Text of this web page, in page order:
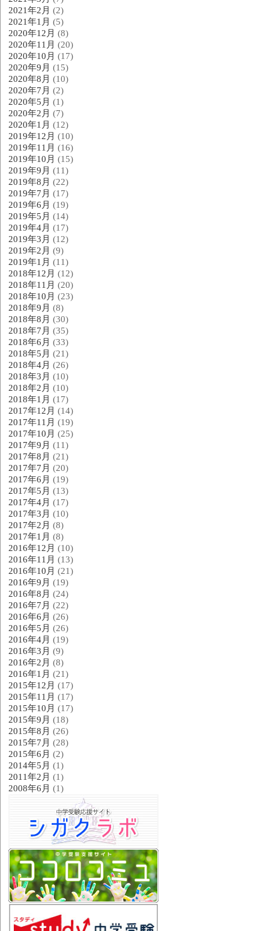
2021年2月 (2)
2021年1月 (5)
2020年12月 (8)
2020年11月 (20)
2020年10月 (17)
2020年9月 (15)
2020年8月 (10)
2020年7月 (2)
2020年5月 (1)
2020年2月 (7)
2020年1月 (12)
2019年12月 (10)
2019年11月 (16)
2019年10月 (15)
2019年9月 (11)
2019年8月 (22)
2019年7月 (17)
2019年6月 (19)
2019年5月 (14)
2019年4月 (17)
2019年3月 (12)
2019年2月 (9)
2019年1月 (11)
2018年12月 (12)
2018年11月 (20)
2018年10月 (23)
2018年9月 (8)
2018年8月 (30)
2018年7月 (35)
2018年6月 (33)
2018年5月 (21)
2018年4月 (26)
2018年3月 (10)
2018年2月 (10)
2018年1月 (17)
2017年12月 (14)
2017年11月 (19)
2017年10月 (25)
2017年9月 (11)
2017年8月 (21)
2017年7月 (20)
2017年6月 (19)
2017年5月 (13)
2017年4月 (17)
2017年3月 (10)
2017年2月 (8)
2017年1月 (8)
2016年12月 (10)
2016年11月 (13)
2016年10月 (21)
2016年9月 (19)
2016年8月 (24)
2016年7月 (22)
2016年6月 (26)
2016年5月 (26)
2016年4月 (19)
2016年3月 (9)
2016年2月 (8)
2016年1月 (21)
2015年12月 (17)
2015年11月 (17)
2015年10月 (17)
2015年9月 (18)
2015年8月 (26)
2015年7月 (28)
2015年6月 (2)
2014年5月 (1)
2011年2月 (1)
2008年6月 (1)